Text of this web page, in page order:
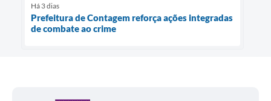
Há 3 dias
Prefeitura de Contagem reforça ações integradas
de combate ao crime